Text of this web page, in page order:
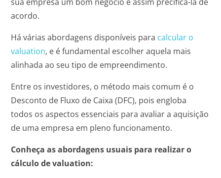
acordo.
Há várias abordagens disponíveis para calcular o
valuation, e é fundamental escolher aquela mais
alinhada ao seu tipo de empreendimento.
Entre os investidores, o método mais comum é o
Desconto de Fluxo de Caixa (DFC), pois engloba
todos os aspectos essenciais para avaliar a aquisição
de uma empresa em pleno funcionamento.
Conheça as abordagens usuais para realizar o
cálculo de valuation: